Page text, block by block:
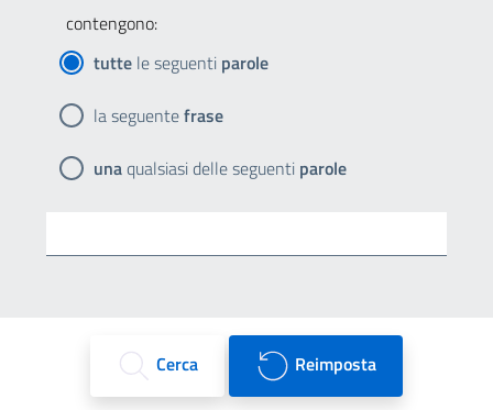
contengono:
tutte le seguenti parole
la seguentefrase
unaqualsiasi delle seguenti parole
Cerca Reimposta